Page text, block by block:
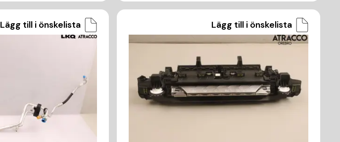
Lägg till i önskelista Lägg till i önskelista